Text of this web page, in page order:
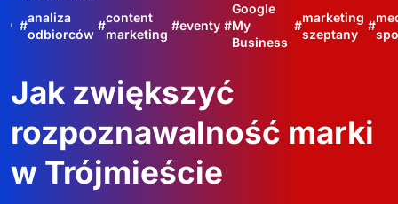
#
analiza
odbiorców
#
content
marketing
#eventy #
Google
My
Business
#
marketing
szeptany
#
Jak zwiększyć
rozpoznawalność marki
w Trójmieście